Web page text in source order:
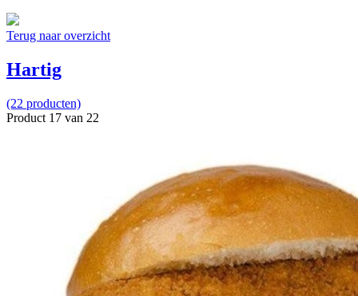
Terug naar overzicht
Hartig
(22 producten)
Product 17 van 22